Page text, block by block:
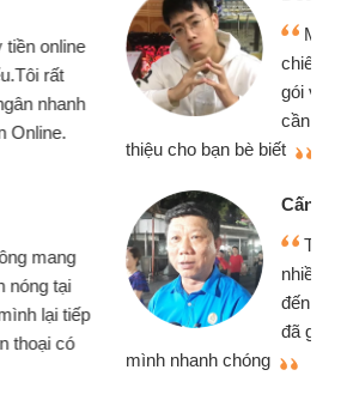
Mình cần tiền gấp nên định cầm cố
xe wave nhưng thật may đã có
gói vay tiền bằng CMND online không
cần gặp mặt nên rất tiện lợi, sẽ giới
Cấn Văn Lực - Tạp hóa
Tôi kinh doanh buôn bán nhỏ lẻ
nhiều lúc cần vốn nhập hàng, nhờ biết
đến website qua bạn bè giới thiệu tôi
đã giải quyết được công việc của